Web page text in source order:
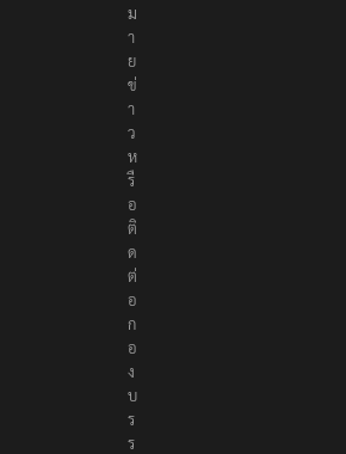
ม
า
ย
ข่
า
ว
ห
รื
อ
ติ
ด
ต่
อ
ก
อ
ง
บ
ร
ร